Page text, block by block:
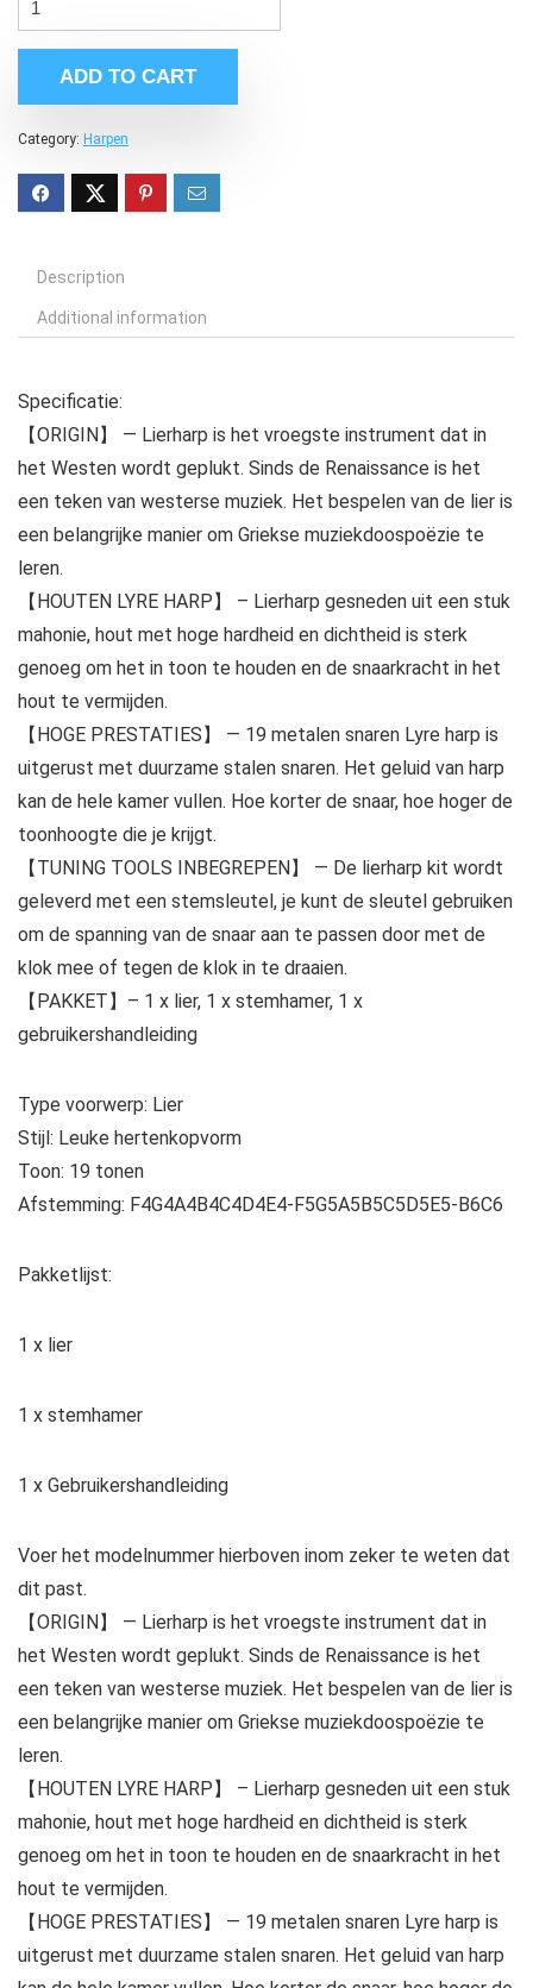
ADD TO CART
Category: Harpen
Description
Additional information
Specificatie:
【ORIGIN】 — Lierharp is het vroegste instrument dat in
het Westen wordt geplukt. Sinds de Renaissance is het
een teken van westerse muziek. Het bespelen van de lier is
een belangrijke manier om Griekse muziekdoospoëzie te
leren.
【HOUTEN LYRE HARP】 – Lierharp gesneden uit een stuk
mahonie, hout met hoge hardheid en dichtheid is sterk
genoeg om het in toon te houden en de snaarkracht in het
hout te vermijden.
【HOGE PRESTATIES】 — 19 metalen snaren Lyre harp is
uitgerust met duurzame stalen snaren. Het geluid van harp
kan de hele kamer vullen. Hoe korter de snaar, hoe hoger de
toonhoogte die je krijgt.
【TUNING TOOLS INBEGREPEN】 — De lierharp kit wordt
geleverd met een stemsleutel, je kunt de sleutel gebruiken
om de spanning van de snaar aan te passen door met de
klok mee of tegen de klok in te draaien.
【PAKKET】– 1 x lier, 1 x stemhamer, 1 x
gebruikershandleiding
Type voorwerp: Lier
Stijl: Leuke hertenkopvorm
Toon: 19 tonen
Afstemming: F4G4A4B4C4D4E4-F5G5A5B5C5D5E5-B6C6
Pakketlijst:
1 x lier
1 x stemhamer
1 x Gebruikershandleiding
Voer het modelnummer hierboven inom zeker te weten dat
dit past.
【ORIGIN】 — Lierharp is het vroegste instrument dat in
het Westen wordt geplukt. Sinds de Renaissance is het
een teken van westerse muziek. Het bespelen van de lier is
een belangrijke manier om Griekse muziekdoospoëzie te
leren.
【HOUTEN LYRE HARP】 – Lierharp gesneden uit een stuk
mahonie, hout met hoge hardheid en dichtheid is sterk
genoeg om het in toon te houden en de snaarkracht in het
hout te vermijden.
【HOGE PRESTATIES】 — 19 metalen snaren Lyre harp is
uitgerust met duurzame stalen snaren. Het geluid van harp